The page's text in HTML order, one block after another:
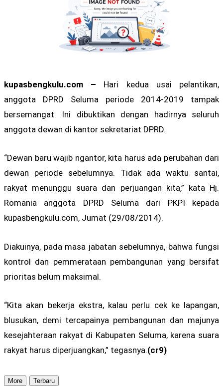
kupasbengkulu.com – Hari kedua usai pelantikan,
anggota DPRD Seluma periode 2014-2019 tampak
bersemangat. Ini dibuktikan dengan hadirnya seluruh
anggota dewan di kantor sekretariat DPRD.
“Dewan baru wajib ngantor, kita harus ada perubahan dari
dewan periode sebelumnya. Tidak ada waktu santai,
rakyat menunggu suara dan perjuangan kita,” kata Hj.
Romania anggota DPRD Seluma dari PKPI kepada
kupasbengkulu.com, Jumat (29/08/2014).
Diakuinya, pada masa jabatan sebelumnya, bahwa fungsi
kontrol dan pemmerataan pembangunan yang bersifat
prioritas belum maksimal.
“Kita akan bekerja ekstra, kalau perlu cek ke lapangan,
blusukan, demi tercapainya pembangunan dan majunya
kesejahteraan rakyat di Kabupaten Seluma, karena suara
rakyat harus diperjuangkan,” tegasnya.(cr9)
More Terbaru